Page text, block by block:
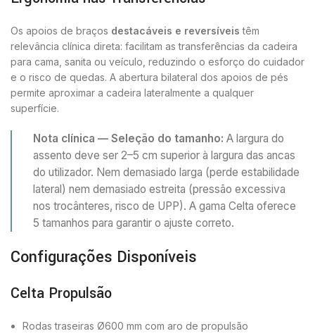
Os apoios de braços destacáveis e reversíveis têm
relevância clínica direta: facilitam as transferências da cadeira
para cama, sanita ou veículo, reduzindo o esforço do cuidador
e o risco de quedas. A abertura bilateral dos apoios de pés
permite aproximar a cadeira lateralmente a qualquer
superfície.
Nota clínica — Seleção do tamanho: A largura do
assento deve ser 2–5 cm superior à largura das ancas
do utilizador. Nem demasiado larga (perde estabilidade
lateral) nem demasiado estreita (pressão excessiva
nos trocânteres, risco de UPP). A gama Celta oferece
5 tamanhos para garantir o ajuste correto.
Configurações Disponíveis
Celta Propulsão
Rodas traseiras Ø600 mm com aro de propulsão